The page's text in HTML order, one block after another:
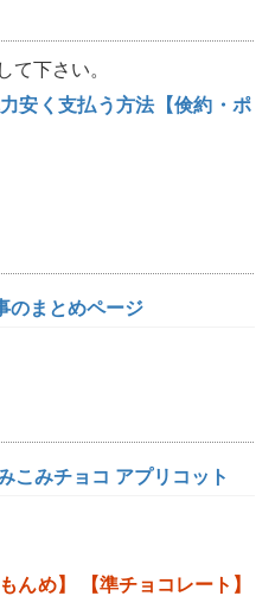
て下さい。
安く支払う方法【倹約・ポ
のまとめページ
こみチョコ アプリコット
んめ】
【準チョコレート】